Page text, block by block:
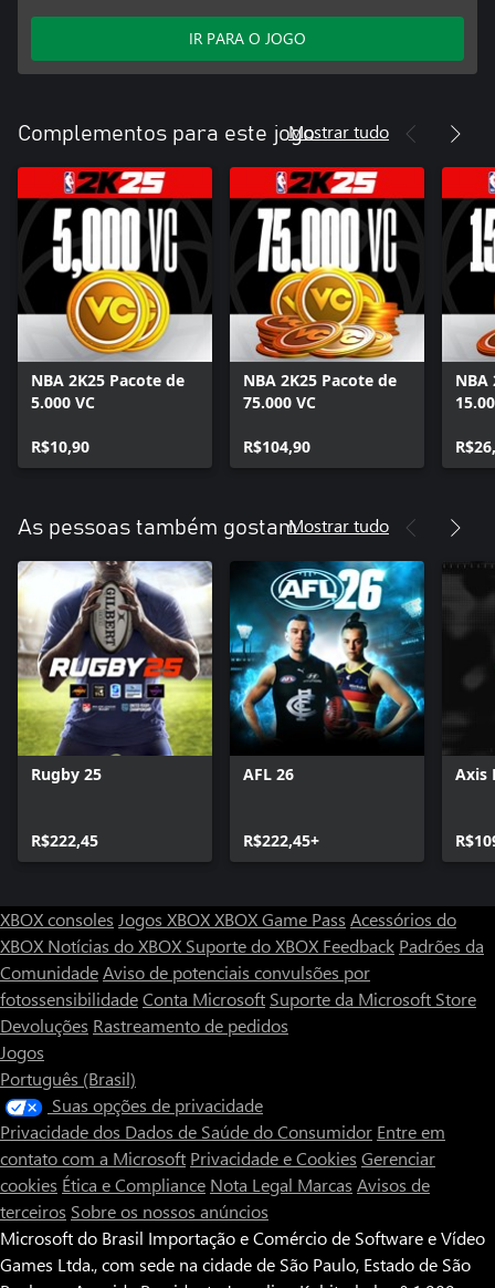
IR PARA O JOGO
Complementos para este jogoMostrar tudo
NBA 2K25 Pacote de
5.000 VC
R$10,90
NBA 2K25 Pacote de
75.000 VC
R$104,90
NBA
As pessoas também gostamMostrar tudo
Rugby 25
R$222,45
AFL 26
R$222,45+
Axis
XBOX consoles Jogos XBOXXBOX Game Pass Acessórios do
XBOX Notícias do XBOX Suporte do XBOX Feedback Padrões da
ComunidadeAviso de potenciais convulsões por
fotossensibilidadeConta Microsoft Suporte da Microsoft Store
Devoluções Rastreamento de pedidos
Jogos
Português (Brasil)
Suas opções de privacidade
Privacidade dos Dados de Saúde do Consumidor Entre em
contato com a Microsoft Privacidade e Cookies Gerenciar
cookies Ética e Compliance Nota Legal Marcas Avisos de
terceiros Sobre os nossos anúncios
Microsoft do Brasil Importação e Comércio de Software e Vídeo
Games Ltda., com sede na cidade de São Paulo, Estado de São